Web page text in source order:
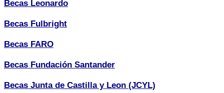
Becas Leonardo
Becas Fulbright
Becas FARO
Becas Fundación Santander
Becas Junta de Castilla y Leon (JCYL)